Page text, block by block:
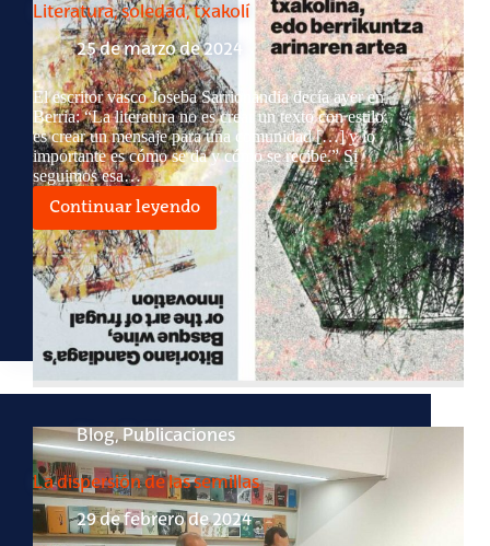
Literatura, soledad, txakolí
25 de marzo de 2024
El escritor vasco Joseba Sarrionandia decía ayer en
Berria: “La literatura no es crear un texto con estilo,
es crear un mensaje para una comunidad […] y lo
importante es cómo se da y cómo se recibe.” Si
seguimos esa…
Continuar leyendo
Literatura,
soledad,
txakolí
Blog,Publicaciones
La dispersión de las semillas
29 de febrero de 2024